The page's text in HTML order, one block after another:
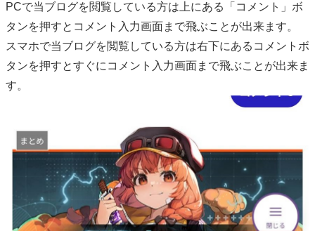
PCで当ブログを閲覧している方は上にある「コメント」ボ
タンを押すとコメント入力画面まで飛ぶことが出来ます。
スマホで当ブログを閲覧している方は右下にあるコメントボ
タンを押すとすぐにコメント入力画面まで飛ぶことが出来ま
す。